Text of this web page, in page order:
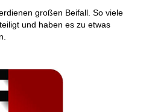
großen Beifall. So viele
und haben es zu etwas